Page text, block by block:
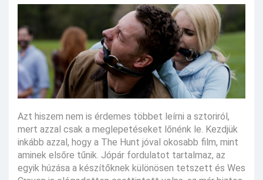
Azt hiszem nem is érdemes többet leírni a sztoriról,
mert azzal csak a meglepetéseket lőnénk le. Kezdjük
inkább azzal, hogy a The Hunt jóval okosabb film, mint
aminek elsőre tűnik. Jópár fordulatot tartalmaz, az
egyik húzása a készítőknek különösen tetszett és Wes